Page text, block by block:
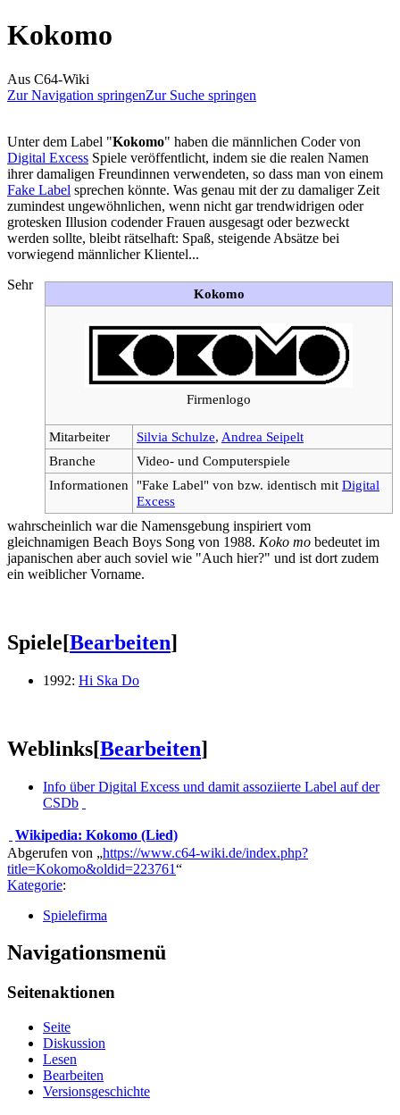
Kokomo
Aus C64-Wiki
Zur Navigation springenZur Suche springen
Unter dem Label "Kokomo" haben die männlichen Coder von
Digital Excess Spiele veröffentlicht, indem sie die realen Namen
ihrer damaligen Freundinnen verwendeten, so dass man von einem
Fake Label sprechen könnte. Was genau mit der zu damaliger Zeit
zumindest ungewöhnlichen, wenn nicht gar trendwidrigen oder
grotesken Illusion codender Frauen ausgesagt oder bezweckt
werden sollte, bleibt rätselhaft: Spaß, steigende Absätze bei
vorwiegend männlicher Klientel...
Kokomo
Firmenlogo
Mitarbeiter Silvia Schulze, Andrea Seipelt
Branche
Video- und Computerspiele
Informationen
"Fake Label" von bzw. identisch mit Digital
Excess
Sehr
wahrscheinlich war die Namensgebung inspiriert vom
gleichnamigen Beach Boys Song von 1988. Koko mo bedeutet im
japanischen aber auch soviel wie "Auch hier?" und ist dort zudem
ein weiblicher Vorname.
Spiele[Bearbeiten]
1992: Hi Ska Do
Weblinks[Bearbeiten]
Info über Digital Excess und damit assoziierte Label auf der
CSDb
Wikipedia: Kokomo (Lied)
Abgerufen von „https://www.c64-wiki.de/index.php?
title=Kokomo&oldid=223761“
Kategorie:
Spielefirma
Navigationsmenü
Seitenaktionen
Seite
Diskussion
Lesen
Bearbeiten
Versionsgeschichte